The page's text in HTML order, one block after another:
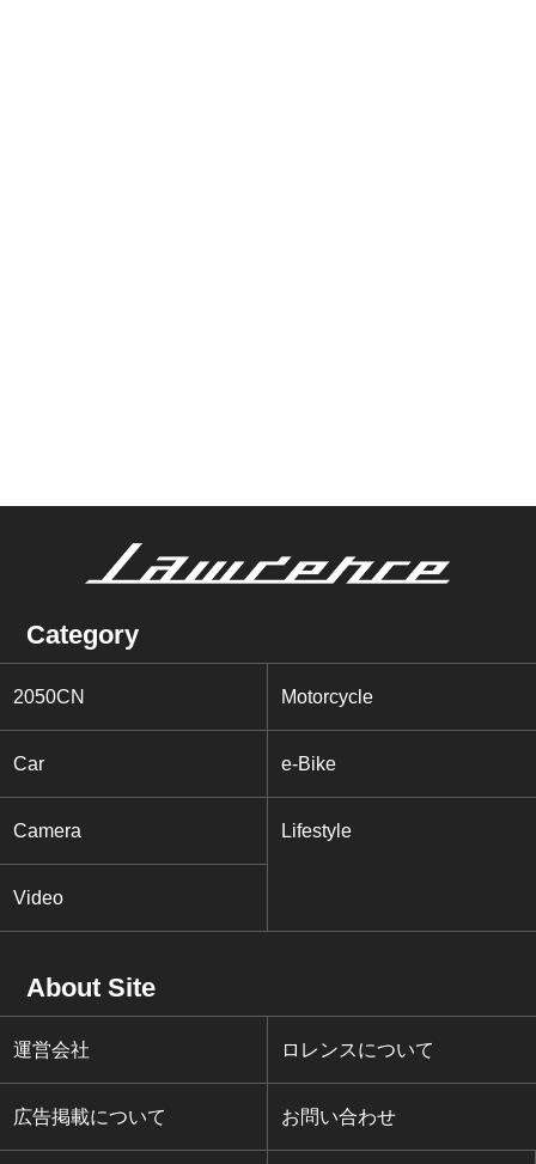
Category
2050CN Motorcycle
Car e-Bike
Camera Lifestyle
Video
About Site
運営会社 ロレンスについて
広告掲載について お問い合わせ